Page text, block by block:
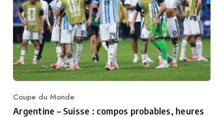
Category
Coupe du Monde
Argentine – Suisse : compos probables, heures